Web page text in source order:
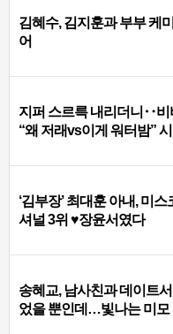
김혜수, 김지훈과 부부 케
어
지퍼 스르륵 내리더니‥비
“왜 저래vs이게 워터밤”
‘김부장’ 최대훈 아내, 미
셔널 3위 ♥장윤서였다
송혜교, 남사친과 데이트
었을 뿐인데…빛나는 미모